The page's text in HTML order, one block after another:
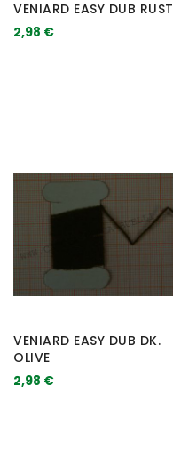
VENIARD EASY DUB RUST
2,98 €
VENIARD EASY DUB DK.
OLIVE
2,98 €